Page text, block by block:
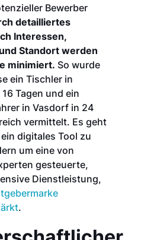
Bewerber
detailliertes
Interessen,
Standort werden
minimiert. So wurde
ein Tischler in
Tagen und ein
in Vasdorf in 24
vermittelt. Es geht
digitales Tool zu
um eine von
gesteuerte,
Dienstleistung,
.